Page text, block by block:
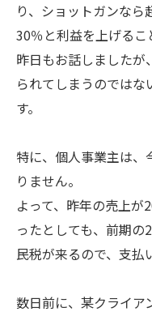
り、ショットガンなら
30％と利益を上げるこ
昨日もお話しました
られてしまうのではな
す。
特に、個人事業主は、
りません。
よって、昨年の売上が
ったとしても、前期の
民税が来るので、支払
数日前に、某クライア